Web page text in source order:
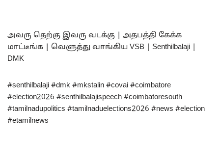
அவரு தெற்கு இவரு வடக்கு | அதபத்தி கேக்க
மாட்டீங்க | வெளுத்து வாங்கிய VSB | Senthilbalaji |
DMK
#senthilbalaji #dmk #mkstalin #covai #coimbatore
#election2026 #senthilbalajispeech #coimbatoresouth
#tamilnadupolitics #tamilnaduelections2026 #news #election
#etamilnews